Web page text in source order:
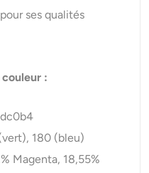
ses qualités
:
180 (bleu)
Magenta, 18,55%